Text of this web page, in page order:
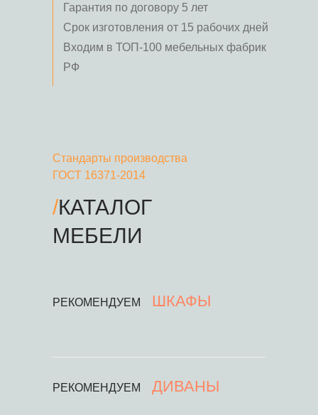
Гарантия по договору 5 лет
Срок изготовления от 15 рабочих дней
Входим в ТОП-100 мебельных фабрик
РФ
/КАТАЛОГ
МЕБЕЛИ
Стандарты производства
ГОСТ 16371-2014
РЕКОМЕНДУЕМ ШКАФЫ
РЕКОМЕНДУЕМ ДИВАНЫ